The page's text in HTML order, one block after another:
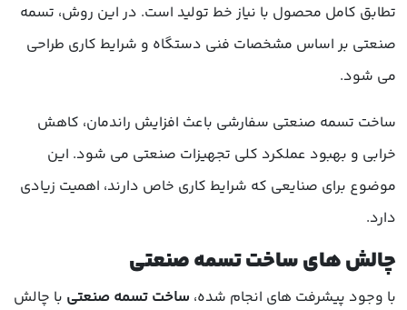
تطابق کامل محصول با نیاز خط تولید است. در این روش، تسمه
صنعتی بر اساس مشخصات فنی دستگاه و شرایط کاری طراحی
می شود.
ساخت تسمه صنعتی سفارشی باعث افزایش راندمان، کاهش
خرابی و بهبود عملکرد کلی تجهیزات صنعتی می شود. این
موضوع برای صنایعی که شرایط کاری خاص دارند، اهمیت زیادی
دارد.
چالش های ساخت تسمه صنعتی
با وجود پیشرفت های انجام شده، ساخت تسمه صنعتی با چالش